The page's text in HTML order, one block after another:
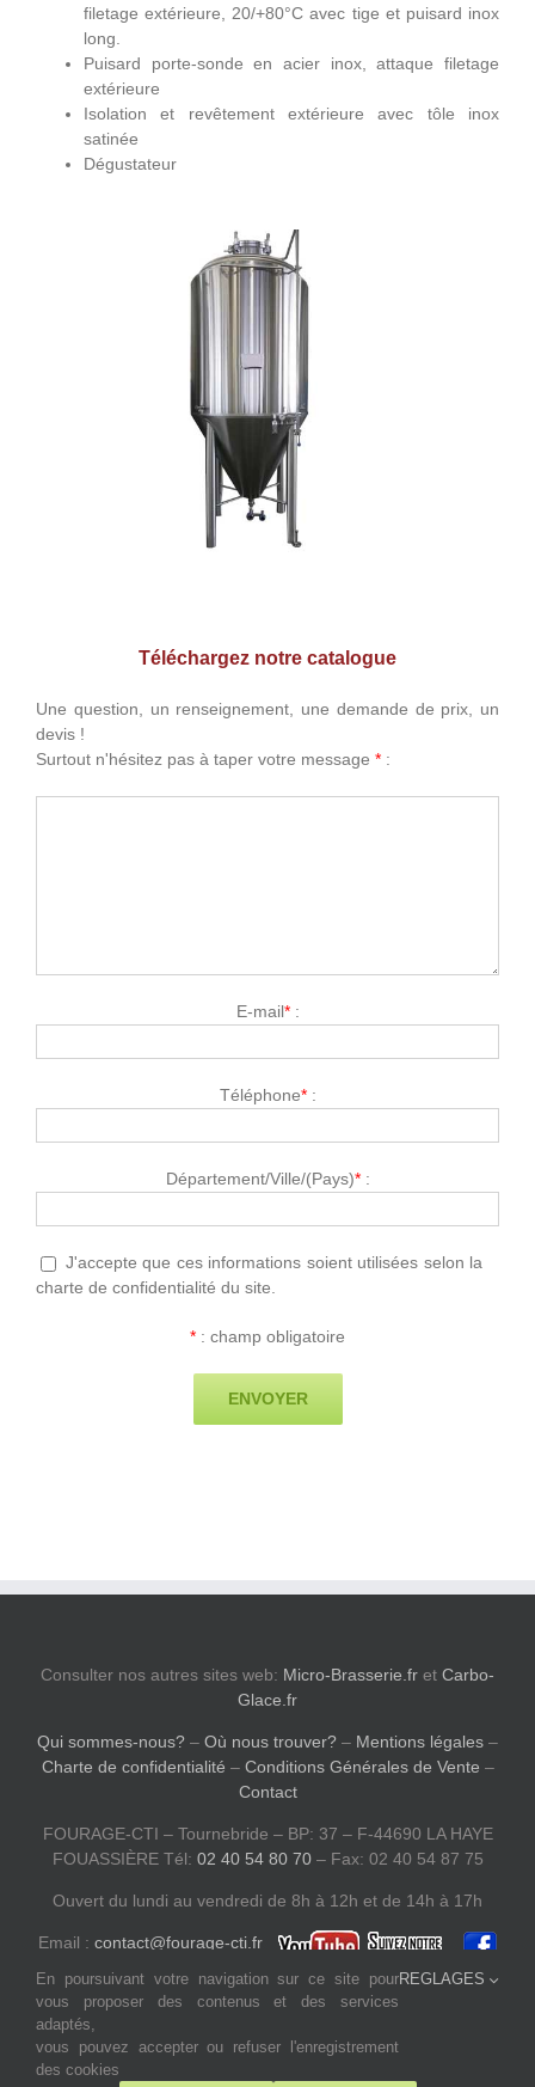
filetage extérieure, 20/+80°C avec tige et puisard inox
long.
Puisard porte-sonde en acier inox, attaque filetage
extérieure
Isolation et revêtement extérieure avec tôle inox
satinée
Dégustateur
Téléchargez notre catalogue
Une question, un renseignement, une demande de prix, un
devis !
Surtout n'hésitez pas à taper votre message * :
E-mail*:
Téléphone*:
Département/Ville/(Pays)*:
J'accepte que ces informations soient utilisées selon la
charte de confidentialité du site.
* : champ obligatoire
Consulter nos autres sites web: Micro-Brasserie.fr et Carbo-
Glace.fr
Qui sommes-nous? – Où nous trouver? – Mentions légales –
Charte de confidentialité – Conditions Générales de Vente –
Contact
FOURAGE-CTI – Tournebride – BP: 37 – F-44690 LA HAYE
FOUASSIÈRE Tél: 02 40 54 80 70– Fax: 02 40 54 87 75
Ouvert du lundi au vendredi de 8h à 12h et de 14h à 17h
Email : contact@fourage-cti.fr
En poursuivant votre navigation sur ce site pour
vous proposer des contenus et des services
adaptés,
vous pouvez accepter ou refuser l'enregistrement
des cookies
REGLAGES